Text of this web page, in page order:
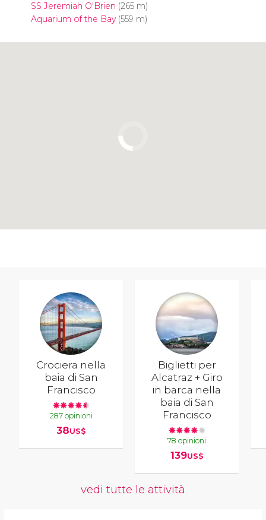
SS Jeremiah O'Brien (265 m)
Aquarium of the Bay(559 m)
Crociera nella
baia di San
Francisco
287 opinioni
38US$
Biglietti per
Alcatraz + Giro
in barca nella
baia di San
Francisco
78 opinioni
139US$
vedi tutte le attività